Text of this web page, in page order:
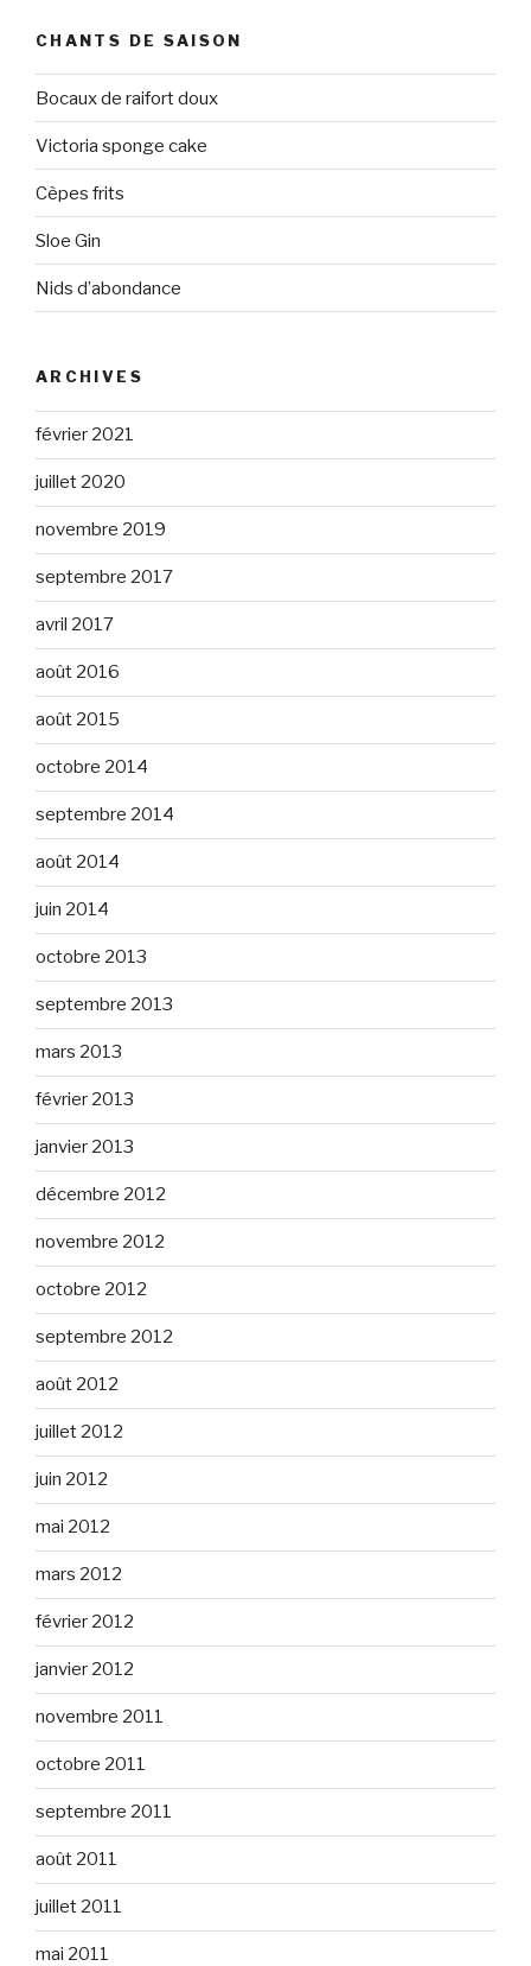
CHANTS DE SAISON
Bocaux de raifort doux
Victoria sponge cake
Cèpes frits
Sloe Gin
Nids d’abondance
ARCHIVES
février 2021
juillet 2020
novembre 2019
septembre 2017
avril 2017
août 2016
août 2015
octobre 2014
septembre 2014
août 2014
juin 2014
octobre 2013
septembre 2013
mars 2013
février 2013
janvier 2013
décembre 2012
novembre 2012
octobre 2012
septembre 2012
août 2012
juillet 2012
juin 2012
mai 2012
mars 2012
février 2012
janvier 2012
novembre 2011
octobre 2011
septembre 2011
août 2011
juillet 2011
mai 2011